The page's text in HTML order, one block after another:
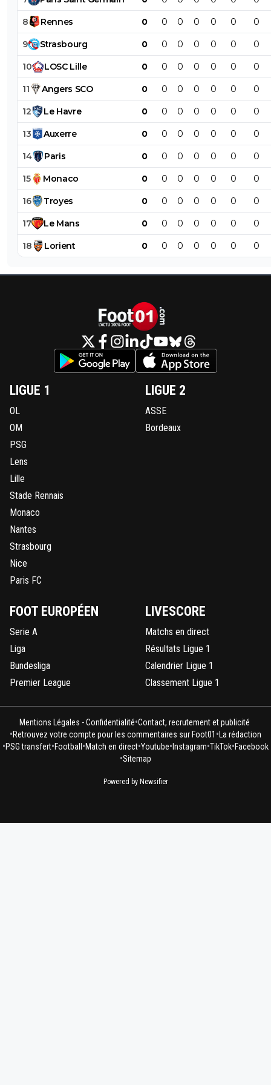
8 Rennes 0 0 0 0 0 0 0
9 Strasbourg 0 0 0 0 0 0 0
10 LOSC Lille 0 0 0 0 0 0 0
11 Angers SCO 0 0 0 0 0 0 0
12 Le Havre 0 0 0 0 0 0 0
13 Auxerre 0 0 0 0 0 0 0
14 Paris 0 0 0 0 0 0 0
15 Monaco 0 0 0 0 0 0 0
16 Troyes 0 0 0 0 0 0 0
17 Le Mans 0 0 0 0 0 0 0
18 Lorient 0 0 0 0 0 0 0
LIGUE 1
OL
OM
PSG
Lens
Lille
Stade Rennais
Monaco
Nantes
Strasbourg
Nice
Paris FC
LIGUE 2
ASSE
Bordeaux
FOOT EUROPÉEN
Serie A
Liga
Bundesliga
Premier League
LIVESCORE
Matchs en direct
Résultats Ligue 1
Calendrier Ligue 1
Classement Ligue 1
Mentions Légales - Confidentialité•Contact, recrutement et publicité
•Retrouvez votre compte pour les commentaires sur Foot01 •La rédaction
•PSG transfert•Football •Match en direct•Youtube• Instagram•TikTok•Facebook
•Sitemap
Powered by Newsifier